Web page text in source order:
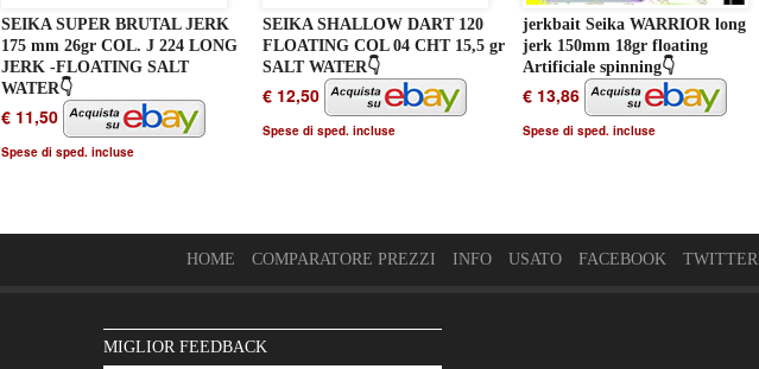
SEIKA SUPER BRUTAL JERK
175 mm 26gr COL. J 224 LONG
JERK -FLOATING SALT
WATER👇
€ 11,50
Spese di sped. incluse
SEIKA SHALLOW DART 120
FLOATING COL 04 CHT 15,5 gr
SALT WATER👇
€ 12,50
Spese di sped. incluse
jerkbait Seika WARRIOR long
jerk 150mm 18gr floating
Artificiale spinning👇
€ 13,86
Spese di sped. incluse
HOME COMPARATORE PREZZI INFO USATO FACEBOOK TWITTER
MIGLIOR FEEDBACK